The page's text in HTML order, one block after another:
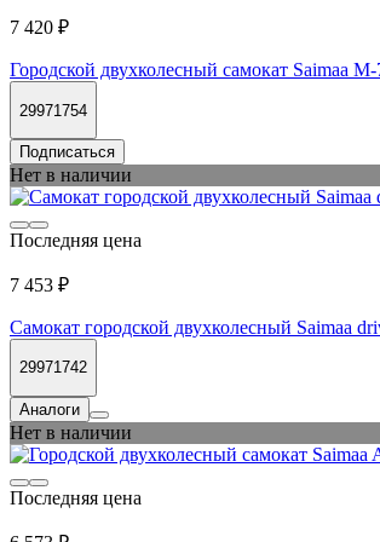
7 420 ₽
Городской двухколесный самокат Saimaa
29971754
Подписаться
Нет в наличии
Последняя цена
7 453 ₽
Самокат городской двухколесный Saimaa
29971742
Аналоги
Нет в наличии
Последняя цена